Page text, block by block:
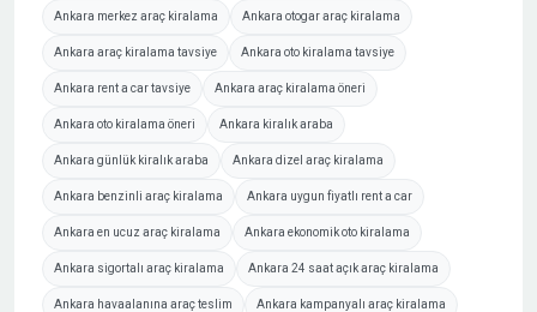
Ankara merkez araç kiralama Ankara otogar araç kiralama
Ankara araç kiralama tavsiye Ankara oto kiralama tavsiye
Ankara rent a car tavsiye Ankara araç kiralama öneri
Ankara oto kiralama öneri Ankara kiralık araba
Ankara günlük kiralık araba Ankara dizel araç kiralama
Ankara benzinli araç kiralama Ankara uygun fiyatlı rent a car
Ankara en ucuz araç kiralama Ankara ekonomik oto kiralama
Ankara sigortalı araç kiralama Ankara 24 saat açık araç kiralama
Ankara havaalanına araç teslim Ankara kampanyalı araç kiralama